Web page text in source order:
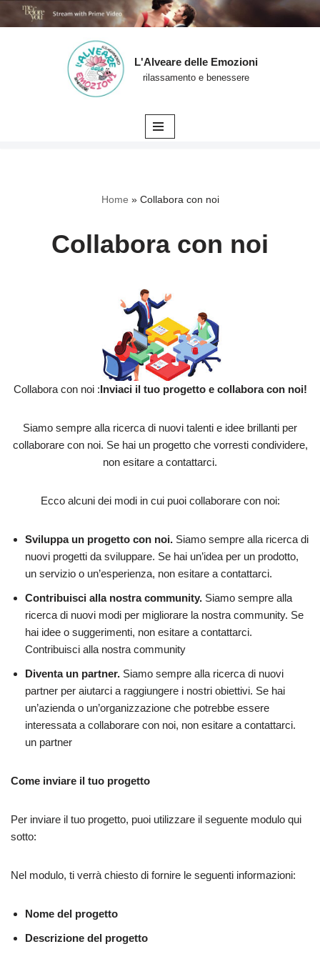
L'Alveare delle Emozioni
rilassamento e benessere
Home » Collabora con noi
Collabora con noi
Collabora con noi :Inviaci il tuo progetto e collabora con noi!
Siamo sempre alla ricerca di nuovi talenti e idee brillanti per
collaborare con noi. Se hai un progetto che vorresti condividere,
non esitare a contattarci.
Ecco alcuni dei modi in cui puoi collaborare con noi:
Sviluppa un progetto con noi. Siamo sempre alla ricerca di
nuovi progetti da sviluppare. Se hai un’idea per un prodotto,
un servizio o un’esperienza, non esitare a contattarci.
Contribuisci alla nostra community. Siamo sempre alla
ricerca di nuovi modi per migliorare la nostra community. Se
hai idee o suggerimenti, non esitare a contattarci.
Contribuisci alla nostra community
Diventa un partner. Siamo sempre alla ricerca di nuovi
partner per aiutarci a raggiungere i nostri obiettivi. Se hai
un’azienda o un’organizzazione che potrebbe essere
interessata a collaborare con noi, non esitare a contattarci.
un partner
Come inviare il tuo progetto
Per inviare il tuo progetto, puoi utilizzare il seguente modulo qui
sotto:
Nel modulo, ti verrà chiesto di fornire le seguenti informazioni:
Nome del progetto
Descrizione del progetto